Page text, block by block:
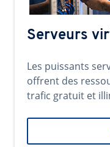
Serveurs
Les puissants
offrent des
trafic gratuit et